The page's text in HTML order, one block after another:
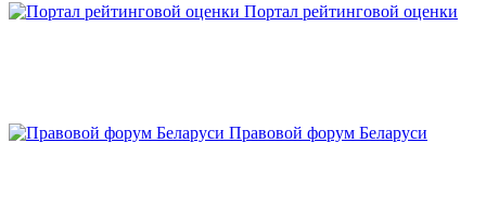
Портал рейтинговой оценки
Правовой форум Беларуси